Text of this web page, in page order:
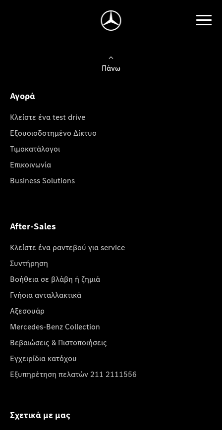
Πάνω
Αγορά
Κλείστε ένα test drive
Εξουσιοδοτημένο Δίκτυο
Τιμοκατάλογοι
Επικοινωνία
Business Solutions
After-Sales
Κλείστε ένα ραντεβού για service
Συντήρηση
Βοήθεια σε βλάβη ή ζημιά
Γνήσια ανταλλακτικά
Αξεσουάρ
Mercedes-Benz Collection
Βεβαιώσεις & Πιστοποιήσεις
Εγχειρίδια κατόχου
Εξυπηρέτηση πελατών 211 2111556
Σχετικά με μας